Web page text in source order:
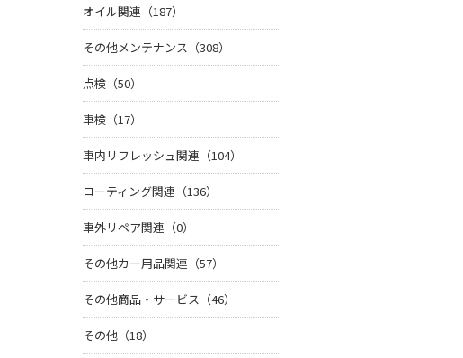
オイル関連（187）
その他メンテナンス（308）
点検（50）
車検（17）
車内リフレッシュ関連（104）
コーティング関連（136）
車外リペア関連（0）
その他カー用品関連（57）
その他商品・サービス（46）
その他（18）